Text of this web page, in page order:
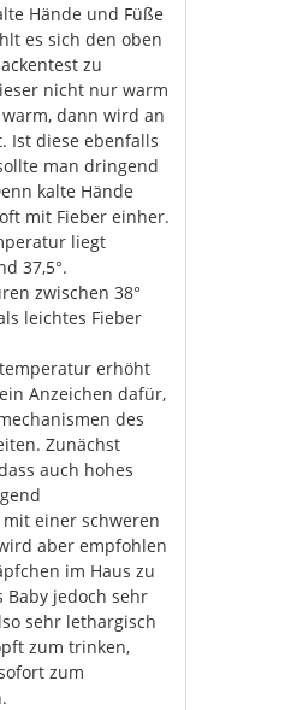
Hände und Füße
es sich den oben
zu
nicht nur warm
dann wird an
Ist diese ebenfalls
man dringend
kalte Hände
mit Fieber einher.
liegt
37,5°.
zwischen 38°
leichtes Fieber
erhöht
Anzeichen dafür,
des
Zunächst
auch hohes
einer schweren
aber empfohlen
im Haus zu
Baby jedoch sehr
sehr lethargisch
zum trinken,
zum